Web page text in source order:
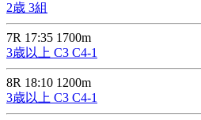
2歳 3組
7R 17:35 1700m
3歳以上 C3 C4-1
8R 18:10 1200m
3歳以上 C3 C4-1